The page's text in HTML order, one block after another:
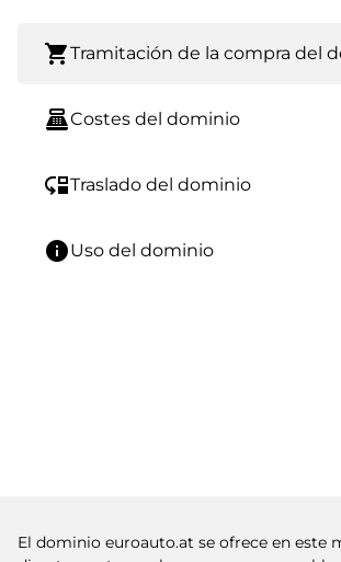
shopping_cartTramitación de la compra del
point_of_saleCostes del dominio
move_downTraslado del dominio
infoUso del dominio
El dominio euroauto.at se ofrece en este